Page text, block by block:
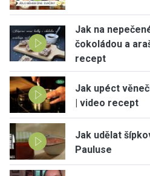
Jak na
čokoládou a
recept
Jak upéct
| video recept
Jak udělat
Pauluse